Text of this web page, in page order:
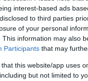
interest-based ads
to third parties
of your personal
This information may also
Participants that may
that this website/app uses
but not limited to
az, amit
egy számjegyű
a
százalékkal nőttek